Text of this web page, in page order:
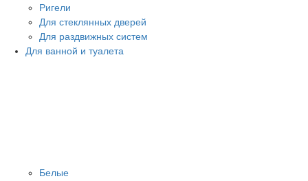
Ригели
Для стеклянных дверей
Для раздвижных систем
Для ванной и туалета
Белые